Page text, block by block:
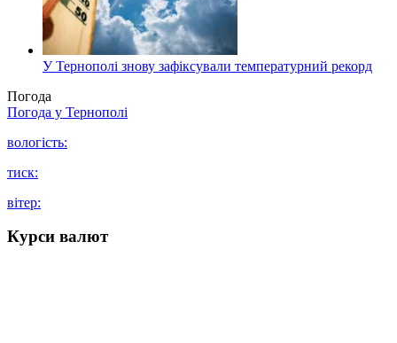
У Тернополі знову зафіксували температурний рекорд
Погода
Погода у Тернополі
вологість:
тиск:
вітер:
Курси валют